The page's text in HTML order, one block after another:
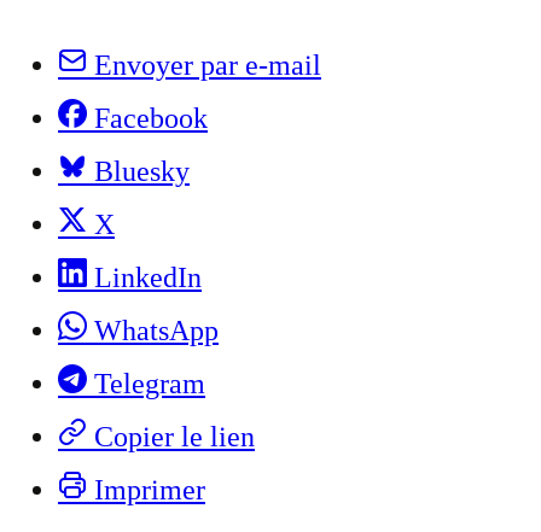
Envoyer par e-mail
Facebook
Bluesky
X
LinkedIn
WhatsApp
Telegram
Copier le lien
Imprimer